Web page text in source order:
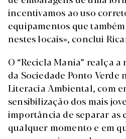
incentivamos ao uso
equipamentos que
nestes locais», conclui
O “Recicla Mania” realça
da Sociedade Ponto Verde
Literacia Ambiental, com
sensibilização dos mais
importância de separar as
qualquer momento e em